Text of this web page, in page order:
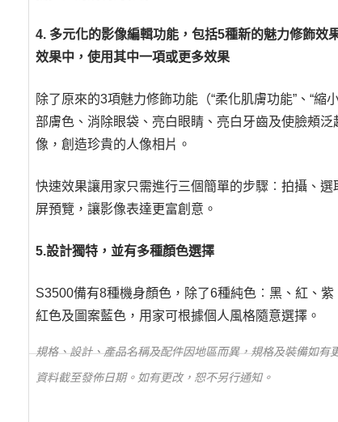
4. 多元化的影像編輯功能，包括5種新的魅力修飾效
效果中，使用其中一項或更多效果
除了原來的3項魅力修飾功能（“柔化肌膚功能”、“
部膚色、消除眼袋、亮白眼睛、亮白牙齒及使臉頰
像，創造珍貴的人像相片。
快速效果讓用家只需進行三個簡單的步驟︰拍攝、
屏預覽，讓影像表達更富創意。
5.設計獨特，並有多種顏色選擇
S3500備有8種機身顏色，除了6種純色︰黑、紅、
紅色及圖案藍色，用家可根據個人風格隨意選擇。
規格、設計、產品名稱及配件因地區而異，規格及裝備如有
資料截至發佈日期。如有更改，恕不另行通知。